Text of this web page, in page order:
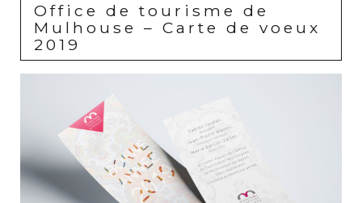
Office de tourisme de
Mulhouse – Carte de voeux
2019